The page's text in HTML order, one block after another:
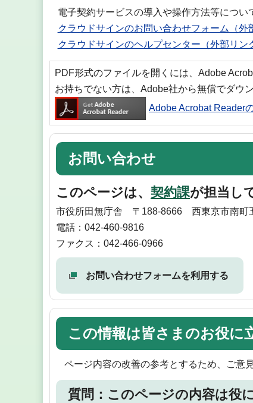
電子契約サービスの導入や操作方法等につい
クラウドサインのお問い合わせフォーム（外
クラウドサインのヘルプセンター（外部リン
PDF形式のファイルを開くには、Adobe
お持ちでない方は、Adobe社から無償でダウ
Adobe Acrobat Reader
お問い合わせ
このページは、 契約課が担当し
市役所田無庁舎 〒188-8666 西東京市南町
電話：042-460-9816
ファクス：042-466-0966
お問い合わせフォームを利用する
この情報は皆さまのお役に
ページ内容の改善の参考とするため、ご意
質問：このページの内容は役